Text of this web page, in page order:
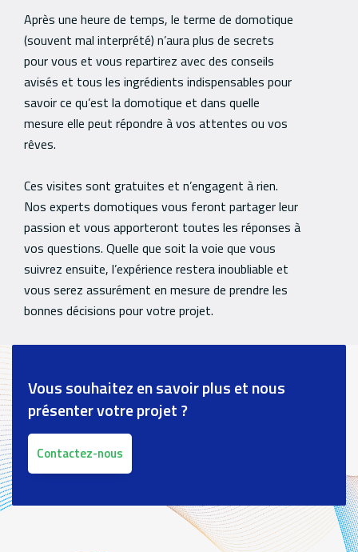
Après une heure de temps, le terme de domotique
(souvent mal interprété) n’aura plus de secrets
pour vous et vous repartirez avec des conseils
avisés et tous les ingrédients indispensables pour
savoir ce qu’est la domotique et dans quelle
mesure elle peut répondre à vos attentes ou vos
rêves.
Ces visites sont gratuites et n’engagent à rien.
Nos experts domotiques vous feront partager leur
passion et vous apporteront toutes les réponses à
vos questions. Quelle que soit la voie que vous
suivrez ensuite, l’expérience restera inoubliable et
vous serez assurément en mesure de prendre les
bonnes décisions pour votre projet.
Vous souhaitez en savoir plus et nous
présenter votre projet ?
Contactez-nous